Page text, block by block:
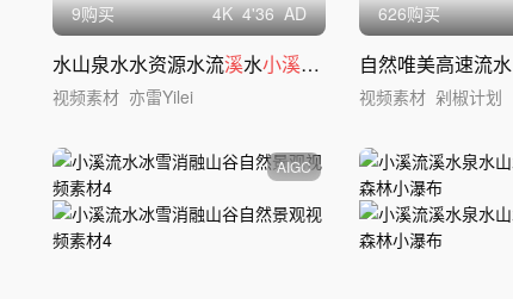
9购买 4K 4'36 AD
水山泉水水资源水流溪水小溪流水水流矿泉水
视频素材 亦雷Yilei
626购买
自然唯美高速流水
视频素材 剁椒计划
AIGC